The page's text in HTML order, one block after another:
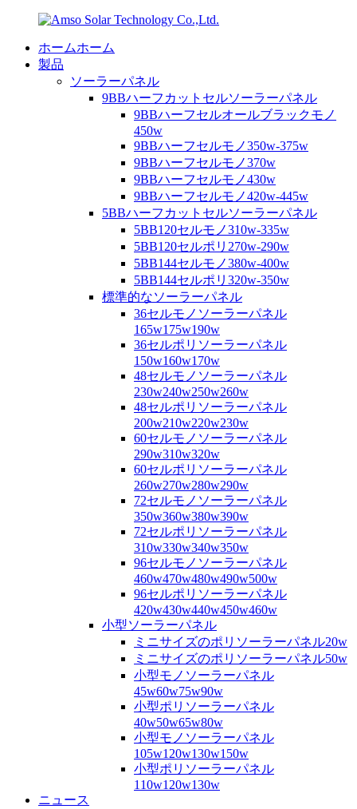
ホームホーム
製品
ソーラーパネル
9BBハーフカットセルソーラーパネル
9BBハーフセルオールブラックモノ
450w
9BBハーフセルモノ350w-375w
9BBハーフセルモノ370w
9BBハーフセルモノ430w
9BBハーフセルモノ420w-445w
5BBハーフカットセルソーラーパネル
5BB120セルモノ310w-335w
5BB120セルポリ270w-290w
5BB144セルモノ380w-400w
5BB144セルポリ320w-350w
標準的なソーラーパネル
36セルモノソーラーパネル
165w175w190w
36セルポリソーラーパネル
150w160w170w
48セルモノソーラーパネル
230w240w250w260w
48セルポリソーラーパネル
200w210w220w230w
60セルモノソーラーパネル
290w310w320w
60セルポリソーラーパネル
260w270w280w290w
72セルモノソーラーパネル
350w360w380w390w
72セルポリソーラーパネル
310w330w340w350w
96セルモノソーラーパネル
460w470w480w490w500w
96セルポリソーラーパネル
420w430w440w450w460w
小型ソーラーパネル
ミニサイズのポリソーラーパネル20w
ミニサイズのポリソーラーパネル50w
小型モノソーラーパネル
45w60w75w90w
小型ポリソーラーパネル
40w50w65w80w
小型モノソーラーパネル
105w120w130w150w
小型ポリソーラーパネル
110w120w130w
ニュース